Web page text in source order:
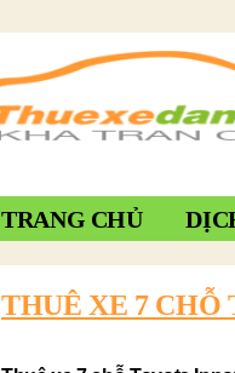
TRANG CHỦ
THUÊ XE 7 CHỖ